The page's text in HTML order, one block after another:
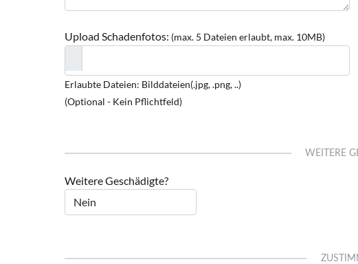
Upload Schadenfotos: (max. 5 Dateien erlaubt, max. 10MB)
Erlaubte Dateien: Bilddateien(.jpg, .png, ..)
(Optional - Kein Pflichtfeld)
WEITERE
Weitere Geschädigte?